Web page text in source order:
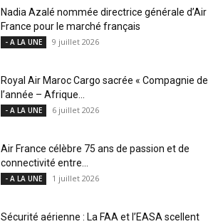
Nadia Azalé nommée directrice générale d’Air
France pour le marché français
- A LA UNE 9 juillet 2026
Royal Air Maroc Cargo sacrée « Compagnie de
l’année – Afrique...
- A LA UNE 6 juillet 2026
Air France célèbre 75 ans de passion et de
connectivité entre...
- A LA UNE 1 juillet 2026
Sécurité aérienne : La FAA et l’EASA scellent